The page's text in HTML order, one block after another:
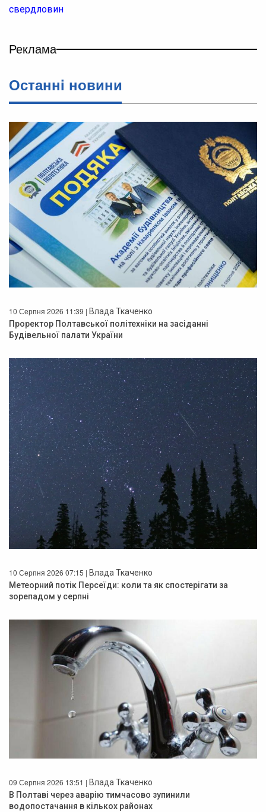
свердловин
Реклама
Останнi новини
10 Серпня 2026 11:39 | Влада Ткаченко
Проректор Полтавської політехніки на засіданні
Будівельної палати України
10 Серпня 2026 07:15 | Влада Ткаченко
Метеорний потік Персеїди: коли та як спостерігати за
зорепадом у серпні
09 Серпня 2026 13:51 | Влада Ткаченко
В Полтаві через аварію тимчасово зупинили
водопостачання в кількох районах